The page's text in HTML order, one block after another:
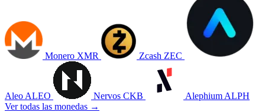
Monero XMR Zcash ZEC
Aleo ALEO Nervos CKB Alephium ALPH
Ver todas las monedas →